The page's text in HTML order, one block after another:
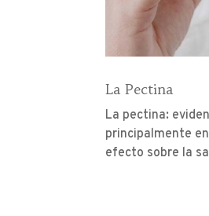
La Pectina
La pectina:
principalmente
efecto sobre la